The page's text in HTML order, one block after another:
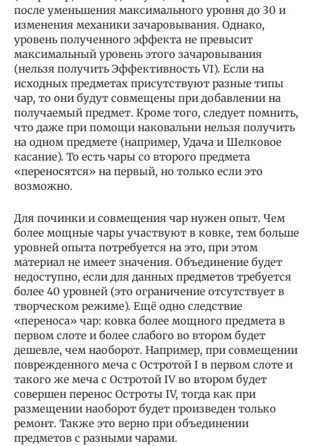
после уменьшения максимального уровня до 30 и
изменения механики зачаровывания. Однако,
уровень полученного эффекта не превысит
максимальный уровень этого зачаровывания
(нельзя получить Эффективность VI). Если на
исходных предметах присутствуют разные типы
чар, то они будут совмещены при добавлении на
получаемый предмет. Кроме того, следует помнить,
что даже при помощи наковальни нельзя получить
на одном предмете (например, Удача и Шелковое
касание). То есть чары со второго предмета
«переносятся» на первый, но только если это
возможно.
Для починки и совмещения чар нужен опыт. Чем
более мощные чары участвуют в ковке, тем больше
уровней опыта потребуется на это, при этом
материал не имеет значения. Объединение будет
недоступно, если для данных предметов требуется
более 40 уровней (это ограничение отсутствует в
творческом режиме). Ещё одно следствие
«переноса» чар: ковка более мощного предмета в
первом слоте и более слабого во втором будет
дешевле, чем наоборот. Например, при совмещении
поврежденного меча с Остротой I в первом слоте и
такого же меча с Остротой IV во втором будет
совершен перенос Остроты IV, тогда как при
размещении наоборот будет произведен только
ремонт. Также это верно при объединении
предметов с разными чарами.